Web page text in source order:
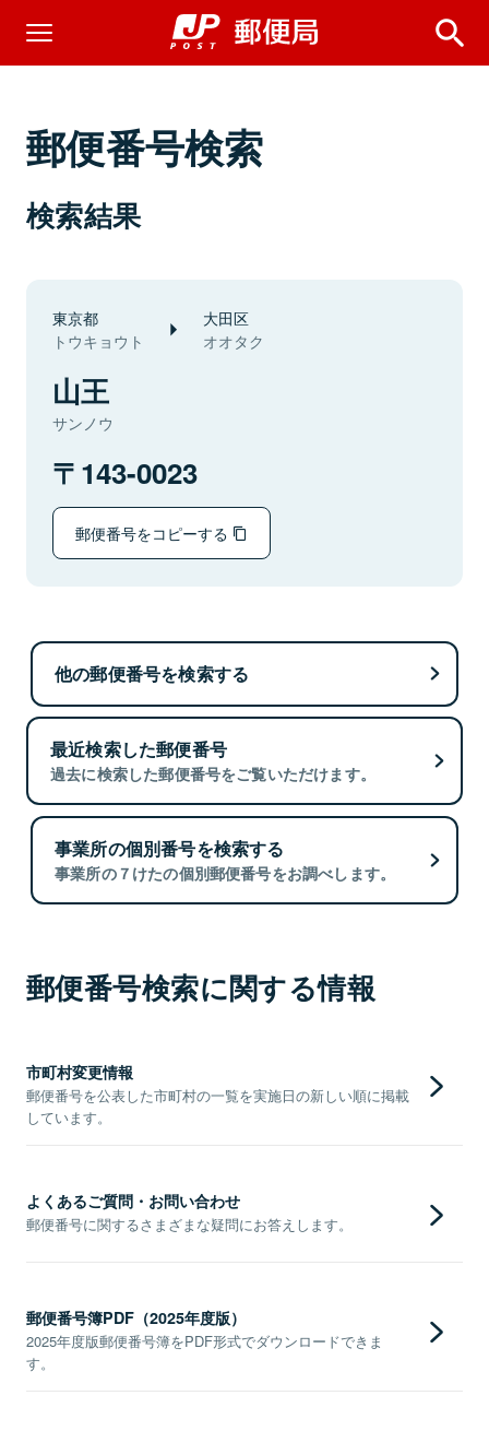
郵便番号検索
検索結果
東京都
トウキョウト
大田区
オオタク
山王
サンノウ
143-0023
郵便番号をコピーする
他の郵便番号を検索する
最近検索した郵便番号
過去に検索した郵便番号をご覧いただけます。
事業所の個別番号を検索する
事業所の７けたの個別郵便番号をお調べします。
郵便番号検索に関する情報
市町村変更情報
郵便番号を公表した市町村の一覧を実施日の新しい順に掲載
しています。
よくあるご質問・お問い合わせ
郵便番号に関するさまざまな疑問にお答えします。
郵便番号簿PDF（2025年度版）
2025年度版郵便番号簿をPDF形式でダウンロードできま
す。